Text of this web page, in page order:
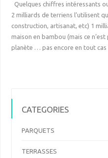
Quelques chiffres intéressants
2 milliards de terriens l’utilisent
construction, artisanat, etc) 1
maison en bambou (mais ce
planète … pas encore en tout cas
CATEGORIES
PARQUETS
TERRASSES